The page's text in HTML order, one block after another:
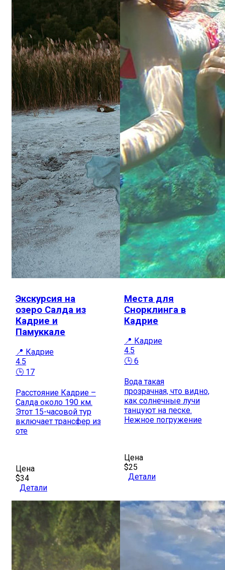
Экскурсия на
озеро Салда из
Кадрие и
Памуккале
📍 Кадрие
4.5
🕒 17
Расстояние Кадрие –
Салда около 190 км.
Этот 15-часовой тур
включает трансфер из
оте
Цена
$34
Детали
Места для
Снорклинга в
Кадрие
📍 Кадрие
4.5
🕒 6
Вода такая
прозрачная, что видно,
как солнечные лучи
танцуют на песке.
Нежное погружение
Цена
$25
Детали